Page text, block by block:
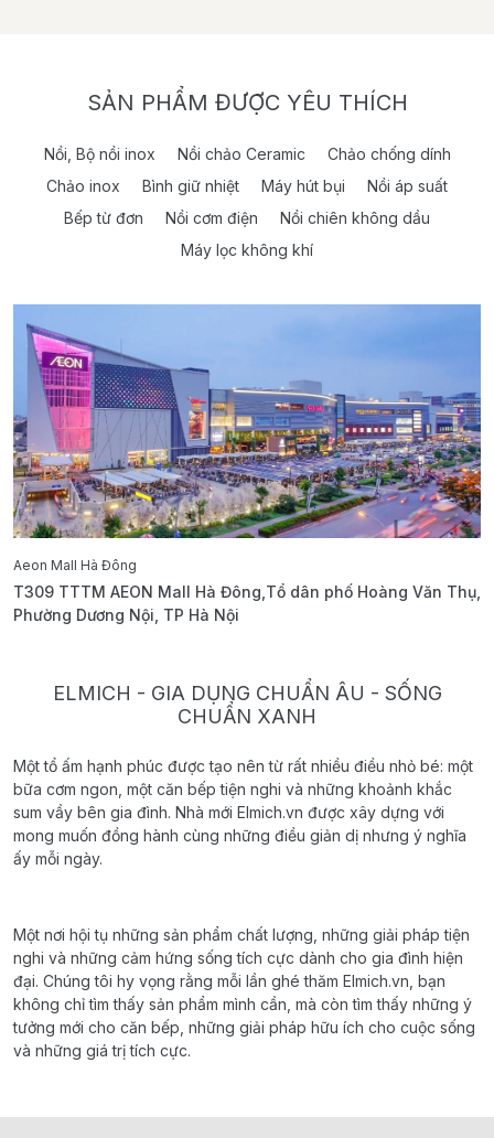
SẢN PHẨM ĐƯỢC YÊU THÍCH
Nồi, Bộ nồi inox Nồi chảo Ceramic
Chảo chống dính
Chảo inox
Bình giữ nhiệt Máy hút bụi
Nồi áp suất
Bếp từ đơn
Nồi cơm điện
Nồi chiên không dầu
Máy lọc không khí
Aeon Mall Hà Đông
T309 TTTM AEON Mall Hà Đông,Tổ dân phố Hoàng Văn Thụ,
Phường Dương Nội, TP Hà Nội
ELMICH - GIA DỤNG CHUẨN ÂU - SỐNG
CHUẨN XANH
Một tổ ấm hạnh phúc được tạo nên từ rất nhiều điều nhỏ bé: một
bữa cơm ngon, một căn bếp tiện nghi và những khoảnh khắc
sum vầy bên gia đình. Nhà mới Elmich.vn được xây dựng với
mong muốn đồng hành cùng những điều giản dị nhưng ý nghĩa
ấy mỗi ngày.
Một nơi hội tụ những sản phẩm chất lượng, những giải pháp tiện
nghi và những cảm hứng sống tích cực dành cho gia đình hiện
đại. Chúng tôi hy vọng rằng mỗi lần ghé thăm Elmich.vn, bạn
không chỉ tìm thấy sản phẩm mình cần, mà còn tìm thấy những ý
tưởng mới cho căn bếp, những giải pháp hữu ích cho cuộc sống
và những giá trị tích cực.